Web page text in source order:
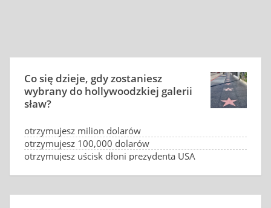
Co się dzieje, gdy zostaniesz
wybrany do hollywoodzkiej galerii
sław?
otrzymujesz milion dolarów
otrzymujesz 100,000 dolarów
otrzymujesz uścisk dłoni prezydenta USA